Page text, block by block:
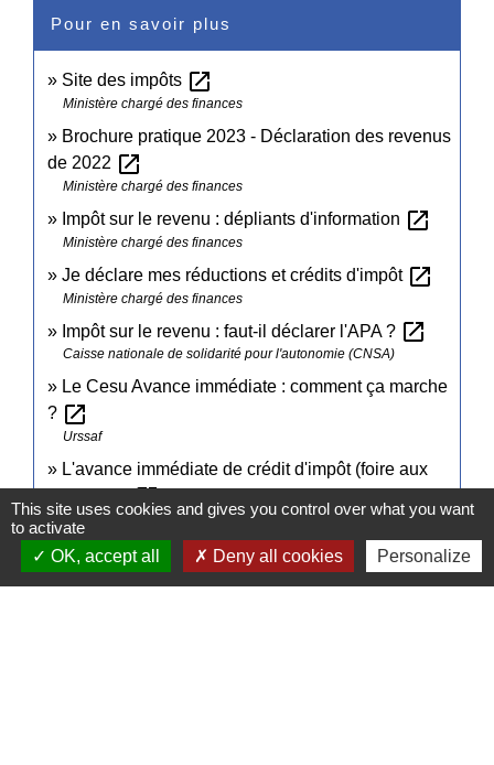
Pour en savoir plus
Site des impôts open_in_new
Ministère chargé des finances
Brochure pratique 2023 - Déclaration des revenus
de 2022 open_in_new
Ministère chargé des finances
Impôt sur le revenu : dépliants d'information open_in_new
Ministère chargé des finances
Je déclare mes réductions et crédits d'impôt open_in_new
Ministère chargé des finances
Impôt sur le revenu : faut-il déclarer l'APA ? open_in_new
Caisse nationale de solidarité pour l'autonomie (CNSA)
Le Cesu Avance immédiate : comment ça marche
? open_in_new
Urssaf
L'avance immédiate de crédit d'impôt (foire aux
open_in_new
Urssaf
This site uses cookies and gives you control over what you want
to activate
OK, accept all
Deny all cookies Personalize